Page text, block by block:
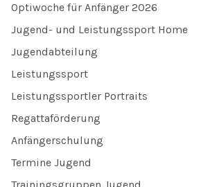
Optiwoche für Anfänger 2026
Jugend- und Leistungssport Home
Jugendabteilung
Leistungssport
Leistungssportler Portraits
Regattaförderung
Anfängerschulung
Termine Jugend